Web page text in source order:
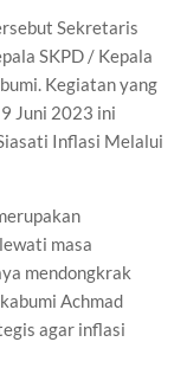
Sekretaris
SKPD / Kepala
Kegiatan yang
Juni 2023 ini
Inflasi Melalui
masa
mendongkrak
Achmad
agar inflasi